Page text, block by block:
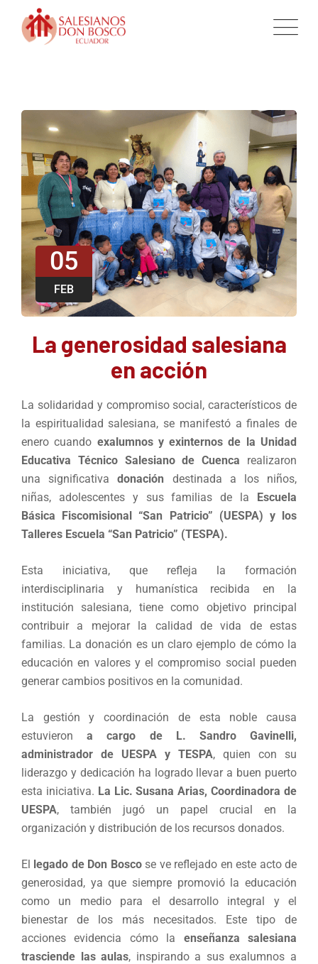
05
FEB
La generosidad salesiana
en acción
La solidaridad y compromiso social, característicos de
la espiritualidad salesiana, se manifestó a finales de
enero cuando exalumnos y exinternos de la Unidad
Educativa Técnico Salesiano de Cuenca realizaron
una significativadonación destinada a los niños,
niñas, adolescentes y sus familias de la Escuela
Básica Fiscomisional “San Patricio” (UESPA) y los
Talleres Escuela “San Patricio” (TESPA).
Esta iniciativa, que refleja la formación
interdisciplinaria y humanística recibida en la
institución salesiana, tiene como objetivo principal
contribuir a mejorar la calidad de vida de estas
familias. La donación es un claro ejemplo de cómo la
educación en valores y el compromiso social pueden
generar cambios positivos en la comunidad.
La gestión y coordinación de esta noble causa
estuvierona cargo de L. Sandro Gavinelli,
administrador de UESPA y TESPA, quien con su
liderazgo y dedicación ha logrado llevar a buen puerto
esta iniciativa. La Lic. Susana Arias, Coordinadora de
UESPA, también jugó un papel crucial en la
organización y distribución de los recursos donados.
El legado de Don Boscose ve reflejado en este acto de
generosidad, ya que siempre promovió la educación
como un medio para el desarrollo integral y el
bienestar de los más necesitados. Este tipo de
acciones evidencia cómo la enseñanza salesiana
trasciende las aulas, inspirando a sus exalumnos a